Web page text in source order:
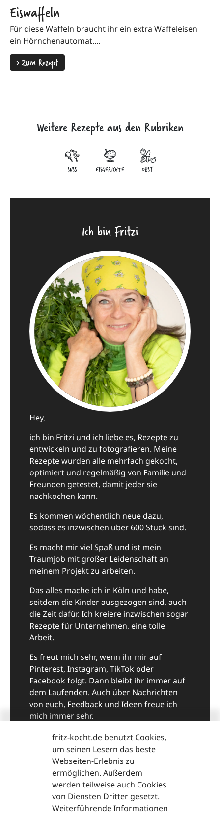
Eiswaffeln
Für diese Waffeln braucht ihr ein extra Waffeleisen
ein Hörnchenautomat....
>Zum Rezept
Weitere Rezepte aus den Rubriken
SÜSS EISGERICHTE OBST
Ich bin Fritzi
Hey,
ich bin Fritzi und ich liebe es, Rezepte zu
entwickeln und zu fotografieren. Meine
Rezepte wurden alle mehrfach gekocht,
optimiert und regelmäßig von Familie und
Freunden getestet, damit jeder sie
nachkochen kann.
Es kommen wöchentlich neue dazu,
sodass es inzwischen über 600 Stück sind.
Es macht mir viel Spaß und ist mein
Traumjob mit großer Leidenschaft an
meinem Projekt zu arbeiten.
Das alles mache ich in Köln und habe,
seitdem die Kinder ausgezogen sind, auch
die Zeit dafür. Ich kreiere inzwischen sogar
Rezepte für Unternehmen, eine tolle
Arbeit.
Es freut mich sehr, wenn ihr mir auf
Pinterest, Instagram, TikTok oder
Facebook folgt. Dann bleibt ihr immer auf
dem Laufenden. Auch über Nachrichten
von euch, Feedback und Ideen freue ich
mich immer sehr.
Viel Spaß beim Kochen und guten Appetit,
eure Fritzi
fritzi@fritz-kocht.de
fritz-kocht.de benutzt Cookies,
um seinen Lesern das beste
Webseiten-Erlebnis zu
ermöglichen. Außerdem
werden teilweise auch Cookies
von Diensten Dritter gesetzt.
Weiterführende Informationen